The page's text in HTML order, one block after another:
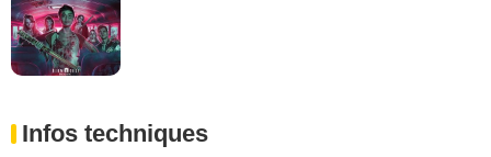
Infos techniques